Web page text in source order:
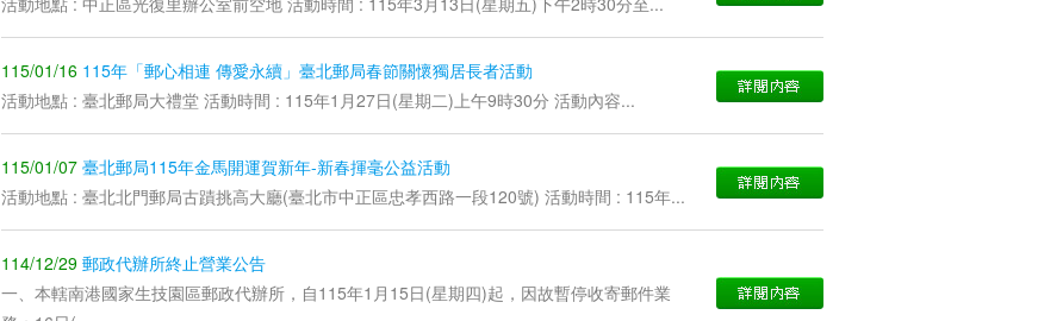
115/01/16 115年「郵心相連 傳愛永續」臺北郵局春節關懷獨居長者活動
活動地點 : 臺北郵局大禮堂 活動時間 : 115年1月27日(星期二)上午9時30分 活動內容...
115/01/07 臺北郵局115年金馬開運賀新年-新春揮毫公益活動
活動地點 : 臺北北門郵局古蹟挑高大廳(臺北市中正區忠孝西路一段120號) 活動時間 : 115年...
114/12/29 郵政代辦所終止營業公告
一、本轄南港國家生技園區郵政代辦所，自115年1月15日(星期四)起，因故暫停收寄郵件業